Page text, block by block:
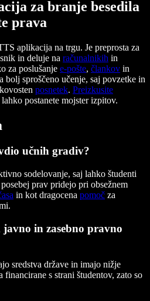
za branje besedila
prava
aplikacija na trgu. Je preprosta za
in deluje na računalnikih in
za poslušanje e-pošte, člankov in
bolj sproščeno učenje, saj povzetke in
posnetek. Preizkusite
postanete mojster izpitov.
učnih gradiv?
sodelovanje, saj lahko študenti
posebej prav pridejo pri obsežnem
in kot dragocena pomoč za
in zasebno pravno
sredstva države in imajo nižje
financirane s strani študentov, zato so